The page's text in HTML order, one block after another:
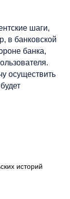
шаги,
в банковской
банка,
осуществить
историй